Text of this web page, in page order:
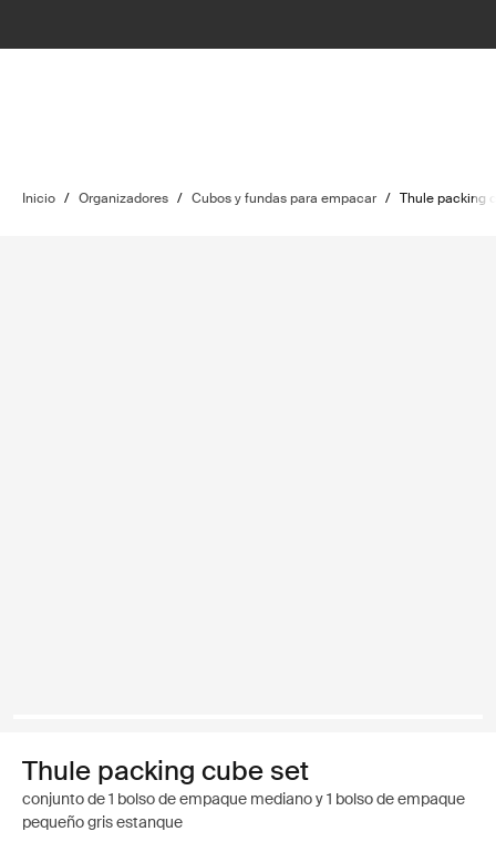
Inicio / Organizadores / Cubos y fundas para empacar / Thule packing
Thule packing cube set
conjunto de 1 bolso de empaque mediano y 1 bolso de empaque
pequeño gris estanque